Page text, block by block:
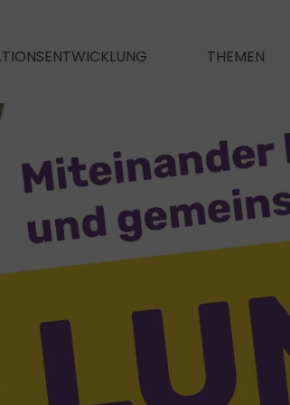
THEMEN
verbessern
New Leadership
Führungshaltung
Führung als Dienstleistung
Führungshandwerk
Was sind die Aufgaben einer FK?
Performance(management)
leading.business für mehr Erfolg
Gesund führen